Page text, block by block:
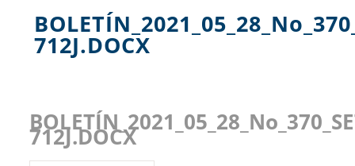
712J.DOCX
712J.DOCX